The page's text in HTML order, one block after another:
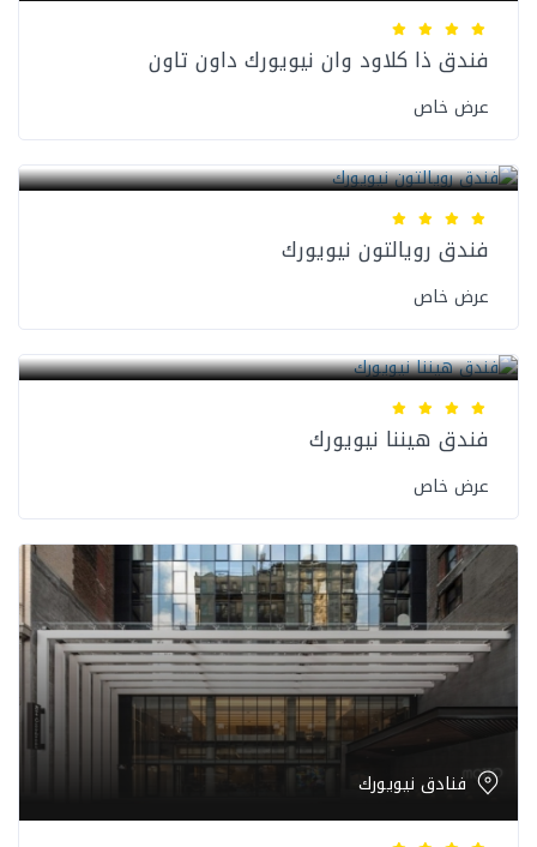
فندق ذا كلاود وان نيويورك داون تاون
عرض خاص
فندق رويالتون نيويورك
عرض خاص
فندق هيننا نيويورك
عرض خاص
فنادق نيويورك